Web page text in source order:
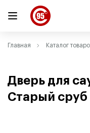
Главная Каталог
Дверь для
Старый сруб
ВЕРНУТЬСЯ
ВЕРНУТЬСЯ